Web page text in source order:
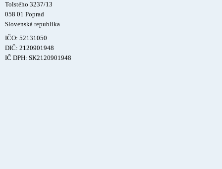
Tolstého 3237/13
058 01 Poprad
Slovenská republika
IČO: 52131050
DIČ: 2120901948
IČ DPH: SK2120901948